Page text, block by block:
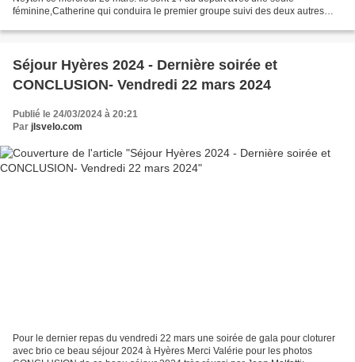
féminine,Catherine qui conduira le premier groupe suivi des deux autres
Séjour Hyères 2024 - Dernière soirée et
CONCLUSION- Vendredi 22 mars 2024
Publié le 24/03/2024 à 20:21
Par jlsvelo.com
Pour le dernier repas du vendredi 22 mars une soirée de gala pour cloturer
avec brio ce beau séjour 2024 à Hyères Merci Valérie pour les photos